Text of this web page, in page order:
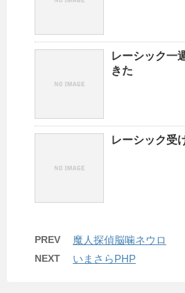
レーシック一
きた
レーシック受
PREV 魔人探偵脳噛ネウロ
NEXT いまさらPHP